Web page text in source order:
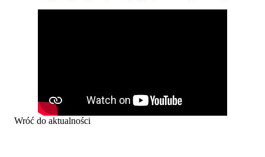
Wróć do aktualności